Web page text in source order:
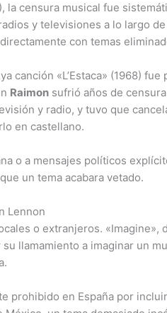
la censura musical fue
y televisiones a lo largo
con temas
canción «L’Estaca» (1968)
Raimon sufrió años de
y radio, y tuvo que
en castellano.
o a mensajes políticos
un tema acabara vetado.
Lennon
o extranjeros. «Imagine»,
llamamiento a imaginar un
prohibido en España por